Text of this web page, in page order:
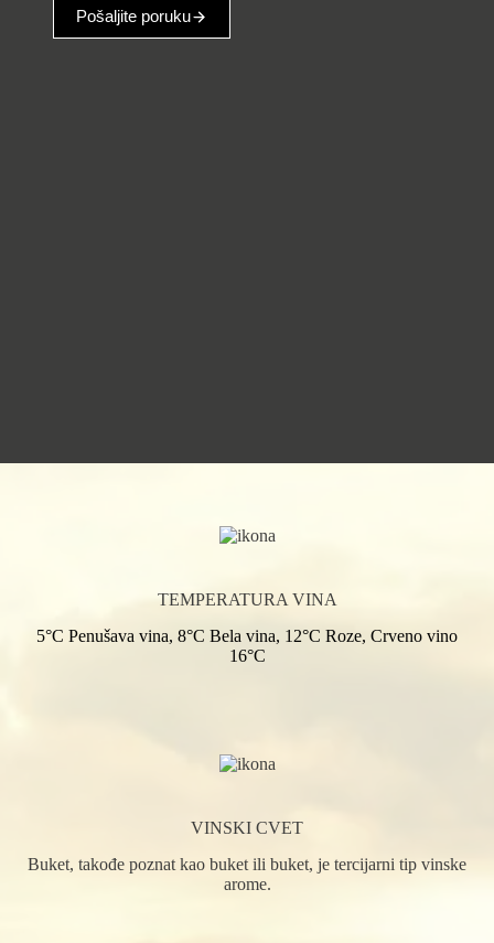
Pošaljite poruku
TEMPERATURA VINA
5°C Penušava vina, 8°C Bela vina, 12°C Roze, Crveno vino
16°C
VINSKI CVET
Buket, takođe poznat kao buket ili buket, je tercijarni tip vinske
arome.